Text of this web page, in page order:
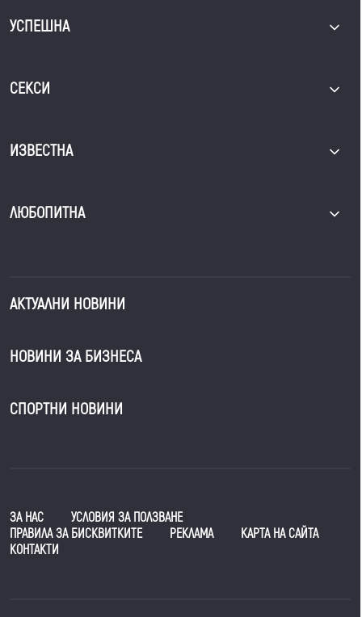
УСПЕШНА
СЕКСИ
ИЗВЕСТНА
ЛЮБОПИТНА
АКТУАЛНИ НОВИНИ
НОВИНИ ЗА БИЗНЕСА
СПОРТНИ НОВИНИ
ЗА НАС
УСЛОВИЯ ЗА ПОЛЗВАНЕ
ПРАВИЛА ЗА БИСКВИТКИТЕ
РЕКЛАМА
КАРТА НА САЙТА
КОНТАКТИ